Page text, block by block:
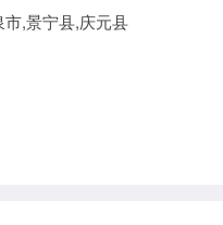
,景宁县,庆元县